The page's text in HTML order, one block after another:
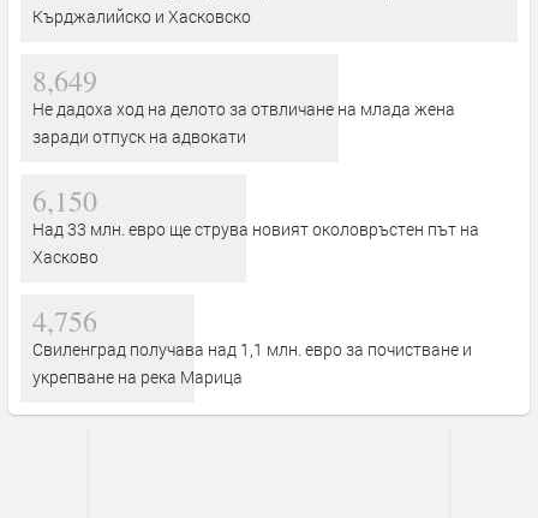
Кърджалийско и Хасковско
8,649
Не дадоха ход на делото за отвличане на млада жена
заради отпуск на адвокати
6,150
Над 33 млн. евро ще струва новият околовръстен път на
Хасково
4,756
Свиленград получава над 1,1 млн. евро за почистване и
укрепване на река Марица